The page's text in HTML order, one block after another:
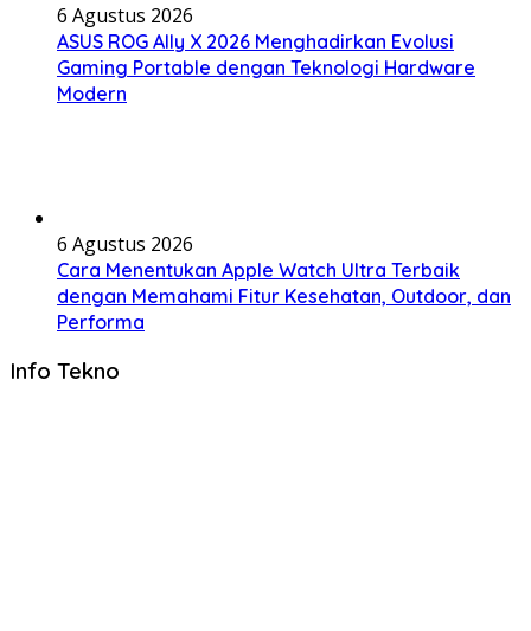
6 Agustus 2026
ASUS ROG Ally X 2026 Menghadirkan Evolusi
Gaming Portable dengan Teknologi Hardware
Modern
6 Agustus 2026
Cara Menentukan Apple Watch Ultra Terbaik
dengan Memahami Fitur Kesehatan, Outdoor, dan
Performa
Info Tekno